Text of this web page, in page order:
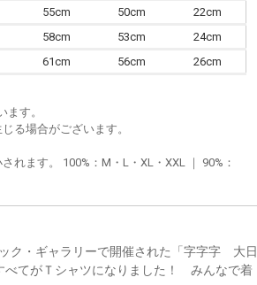
55cm 50cm
22cm
58cm 53cm
24cm
61cm 56cm 26cm
す。
る場合がございます。
ます。 100%：M・L・XL・XXL ｜ 90%：
ク・ギャラリーで開催された「字字字 大日
べてがＴシャツになりました！ みんなで着